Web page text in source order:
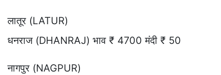
लातूर (LATUR)
धनराज (DHANRAJ) भाव ₹ 4700 मंदी ₹ 50
नागपुर (NAGPUR)